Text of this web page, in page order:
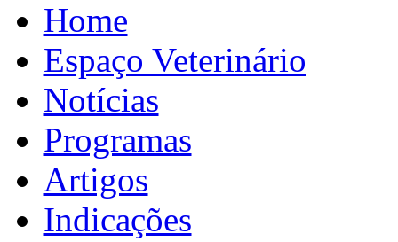
Home
Espaço Veterinário
Notícias
Programas
Artigos
Indicações